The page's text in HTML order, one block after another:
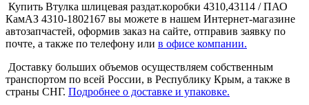
Купить Втулка шлицевая раздат.коробки 4310,43114 / ПАО
КамАЗ 4310-1802167 вы можете в нашем Интернет-магазине
автозапчастей, оформив заказ на сайте, отправив заявку по
почте, а также по телефону или в офисе компании.
Доставку больших объемов осуществляем собственным
транспортом по всей России, в Республику Крым, а также в
страны СНГ. Подробнее о доставке и упаковке.